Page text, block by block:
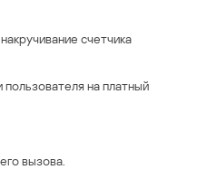
счетчика
на платный
вызова.